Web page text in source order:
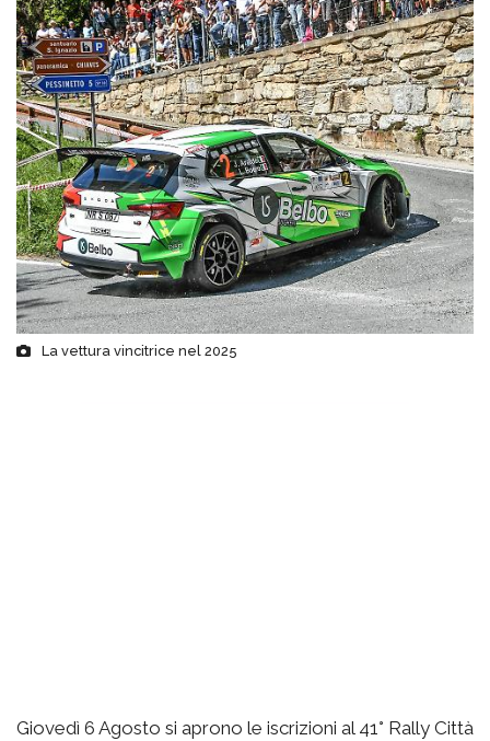
La vettura vincitrice nel 2025
Giovedì 6 Agosto si aprono le iscrizioni al 41° Rally Città